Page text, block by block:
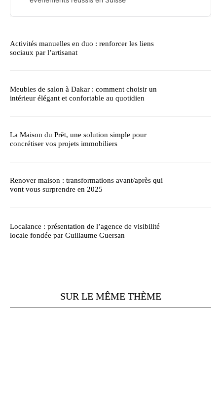
Activités manuelles en duo : renforcer les liens
sociaux par l’artisanat
Meubles de salon à Dakar : comment choisir un
intérieur élégant et confortable au quotidien
La Maison du Prêt, une solution simple pour
concrétiser vos projets immobiliers
Renover maison : transformations avant/après qui
vont vous surprendre en 2025
Localance : présentation de l’agence de visibilité
locale fondée par Guillaume Guersan
SUR LE MÊME THÈME